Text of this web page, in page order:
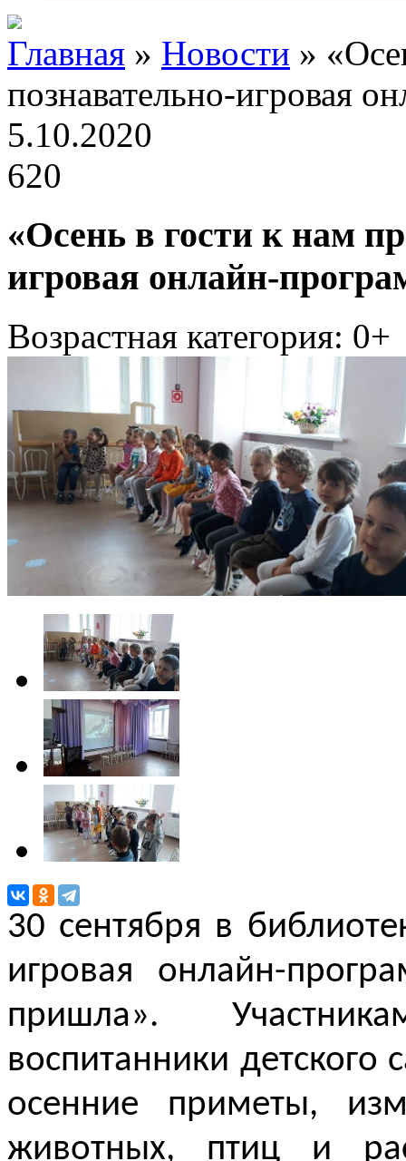
Главная » Новости »
познавательно-игровая
5.10.2020
620
«Осень в гости к нам
игровая онлайн-
Возрастная категория: 0+
30 сентября в
игровая онлайн-
пришла».
воспитанники
осенние приметы,
животных, птиц и